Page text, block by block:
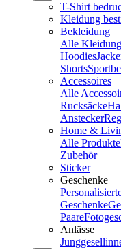
T-Shirt
Kleidung
Bekleidung
Alle Kleidung
Hoodies
Shorts
Accessoires
Alle
Rucksäcke
Anstecker
Home &
Alle Produkte
Zubehör
Sticker
Geschenke
Geschenke
Paare
Anlässe